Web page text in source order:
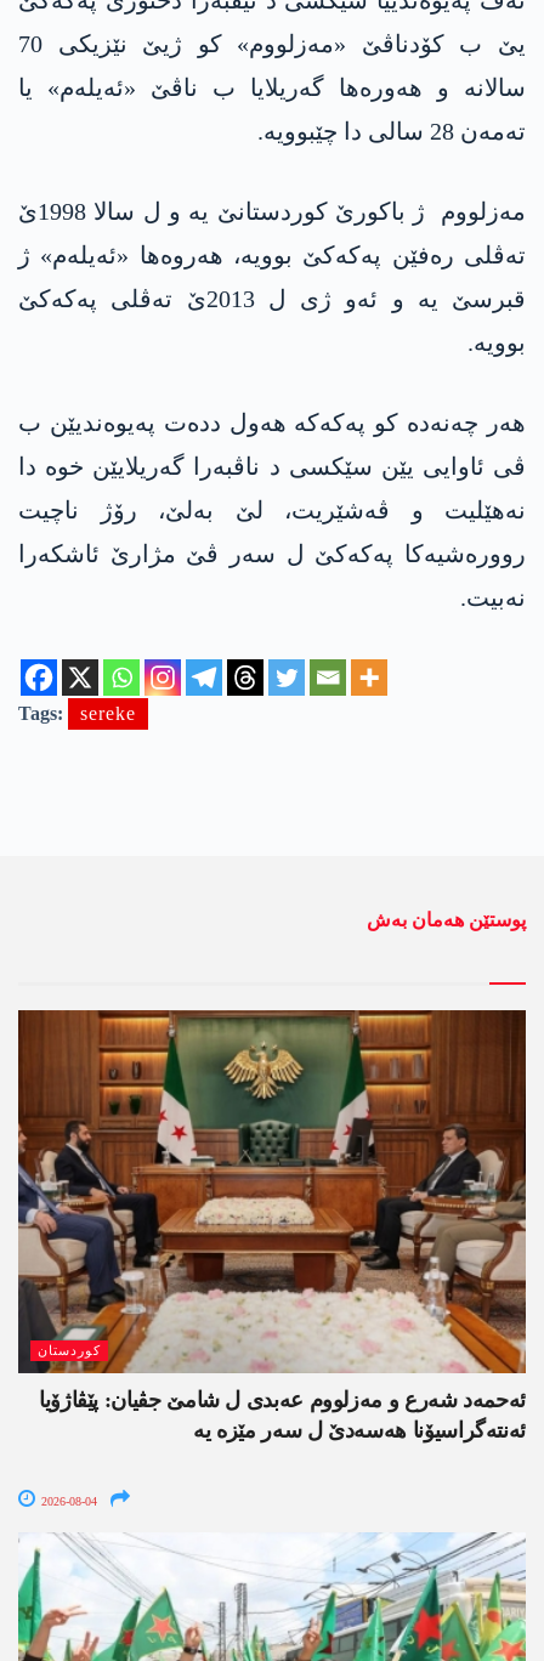
یێ ب کۆدناڤێ «مەزلووم» کو ژیێ نێزیكی 70
سالانه‌ و هه‌وره‌ها گه‌ریلایا ب ناڤێ «ئه‌یله‌م» یا
ته‌مه‌ن 28 سالی دا چێبوویه‌.
مه‌زلووم ژ باکورێ کوردستانێ یە و ل سالا 1998ێ
تەڤلی رەفێن پەکەکێ بوویە، هه‌روە‌ها «ئەیلەم» ژ
قبرسێ یە و ئه‌و ژی ل 2013ێ تەڤلی پەکەکێ
بوویە.
هه‌ر چه‌نه‌ده‌ کو پەکەکە هەول ددەت په‌یوه‌ندیێن ب
ڤی ئاوایی یێن سێكسی د ناڤبەرا گەریلایێن خوە دا
نەهێلیت و ڤەشێریت، لێ بەلێ، رۆژ ناچیت
روورەشیەکا پەکەکێ ل سەر ڤێ مژارێ ئاشكه‌را
نه‌بیت.
Tags: sereke
پوستێن ھەمان بەش
کوردستان
ئەحمەد شەرع و مەزلووم عەبدی ل شامێ جڤیان: پێڤاژۆیا
ئەنتەگراسیۆنا ھەسەدێ ل سەر مێزە یە
2026-08-04